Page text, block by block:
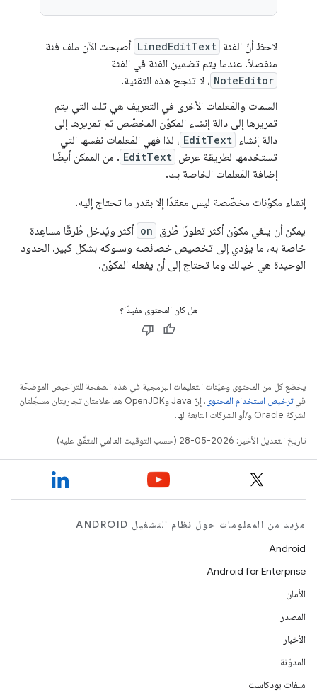
لاحظ أنّ الفئة LinedEditText أصبحت الآن ملف فئة
منفصلاً. عندما يتم تضمين الفئة في الفئة
NoteEditor ، لا تنجح هذه التقنية.
السمات والمَعلمات الأخرى في التعريف هي تلك التي يتم
تمريرها إلى دالة إنشاء المكوّن المخصّص ثم تمريرها إلى
دالة إنشاء EditText ، لذا فهي المَعلمات نفسها التي
تستخدمها لطريقة عرض EditText . من الممكن أيضًا
إضافة المَعلمات الخاصة بك.
إنشاء مكوّنات مخصّصة ليس معقدًا إلا بقدر ما تحتاج إليه.
يمكن أن يلغي مكوّن أكثر تطورًا طُرق on أكثر ويُدخل طُرقًا مساعِدة
خاصة به، ما يؤدي إلى تخصيص خصائصه وسلوكه بشكل كبير. الحدود
الوحيدة هي خيالك وما تحتاج إلى أن يفعله المكوّن.
هل كان المحتوى مفيدًا؟
يخضع كل من المحتوى وعيّنات التعليمات البرمجية في هذه الصفحة للتراخيص الموضحّة
فيترخيص استخدام المحتوى
. إنّ Java وOpenJDK هما علامتان تجاريتان مسجَّلتان
لشركة Oracle و/أو الشركات التابعة لها.
تاريخ التعديل الأخير: 2026-05-28 (حسب التوقيت العالمي المتفَّق عليه)
مزيد من المعلومات حول نظام التشغيل ANDROID
Android
Android for Enterprise
الأمان
المصدر
الأخبار
المدوّنة
ملفات بودكاست